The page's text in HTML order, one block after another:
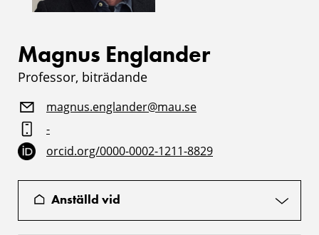
Magnus Englander
Professor, biträdande
magnus.englander@mau.se
-
orcid.org/0000-0002-1211-8829
Anställd vid